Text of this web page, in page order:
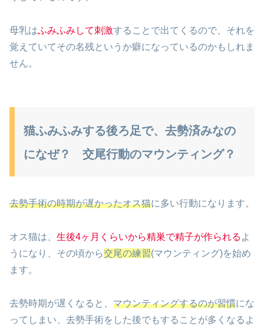
母乳はふみふみして刺激することで出てくるので、それを
覚えていてその名残というか癖になっているのかもしれま
せん。
猫ふみふみする後ろ足で、去勢済みなの
になぜ？ 交尾行動のマウンティング？
去勢手術の時期が遅かったオス猫に多い行動になります。
オス猫は、 生後4ヶ月くらいから精巣で精子が作られる よ
うになり、その頃から交尾の練習(マウンティング)を始め
ます。
去勢時期が遅くなると、 マウンティングするのが習慣にな
ってしまい、去勢手術をした後でもすることが多くなるよ